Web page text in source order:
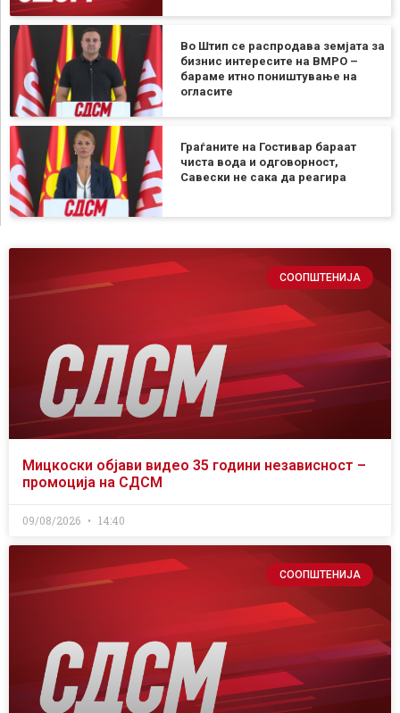
Во Штип се распродава земјата за
бизнис интересите на ВМРО –
бараме итно поништување на
огласите
Граѓаните на Гостивар бараат
чиста вода и одговорност,
Савески не сака да реагира
СООПШТЕНИЈА
Мицкоски објави видео 35 години независност –
промоција на СДСМ
09/08/2026 14:40
СООПШТЕНИЈА